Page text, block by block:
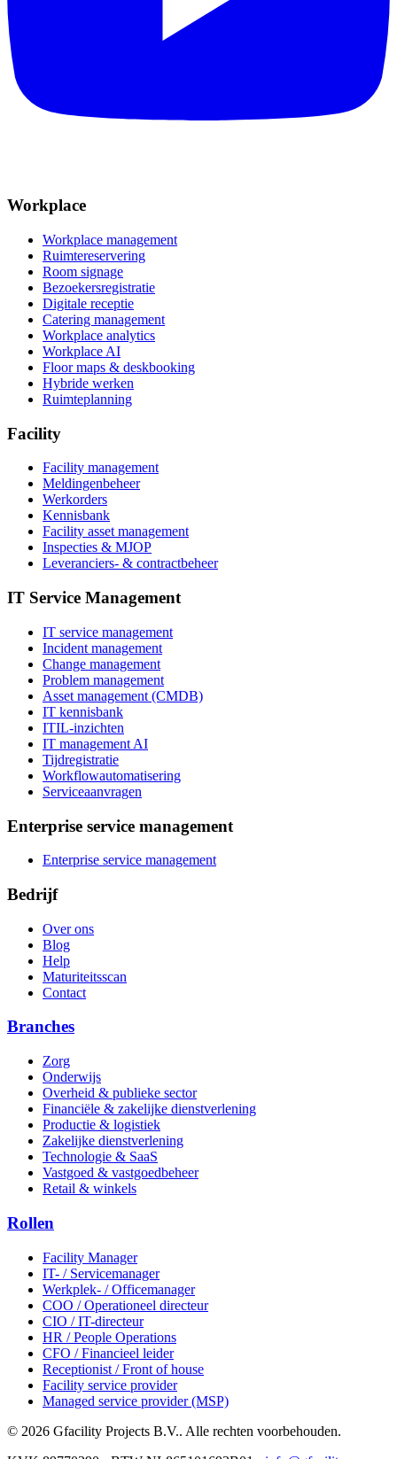
Workplace
Workplace management
Ruimtereservering
Room signage
Bezoekersregistratie
Digitale receptie
Catering management
Workplace analytics
Workplace AI
Floor maps & deskbooking
Hybride werken
Ruimteplanning
Facility
Facility management
Meldingenbeheer
Werkorders
Kennisbank
Facility asset management
Inspecties & MJOP
Leveranciers- & contractbeheer
IT Service Management
IT service management
Incident management
Change management
Problem management
Asset management (CMDB)
IT kennisbank
ITIL-inzichten
IT management AI
Tijdregistratie
Workflowautomatisering
Serviceaanvragen
Enterprise service management
Enterprise service management
Bedrijf
Over ons
Blog
Help
Maturiteitsscan
Contact
Branches
Zorg
Onderwijs
Overheid & publieke sector
Financiële & zakelijke dienstverlening
Productie & logistiek
Zakelijke dienstverlening
Technologie & SaaS
Vastgoed & vastgoedbeheer
Retail & winkels
Rollen
Facility Manager
IT- / Servicemanager
Werkplek- / Officemanager
COO / Operationeel directeur
CIO / IT-directeur
HR / People Operations
CFO / Financieel leider
Receptionist / Front of house
Facility service provider
Managed service provider (MSP)
© 2026 Gfacility Projects B.V.. Alle rechten voorbehouden.